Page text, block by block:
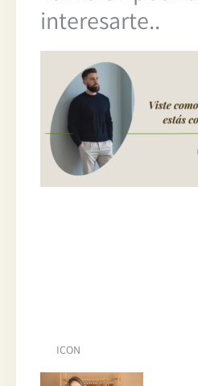
interesarte..
ICON